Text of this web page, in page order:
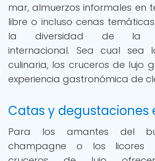
mar, almuerzos informales en
libre o incluso cenas
la diversidad de la
internacional. Sea cual sea
culinaria, los cruceros de lujo
experiencia gastronómica de
Catas y degustaciones
Para los amantes del
champagne o los licores